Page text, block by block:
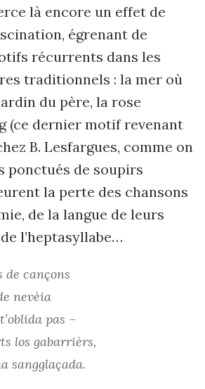
là encore un effet de
égrenant de
récurrents dans les
traditionnels : la mer où
du père, la rose
(ce dernier motif revenant
B. Lesfargues, comme on
ponctués de soupirs
la perte des chansons
de la langue de leurs
l’heptasyllabe…
de cançons
nevèia
pas –
los gabarrièrs,
sangglaçada.